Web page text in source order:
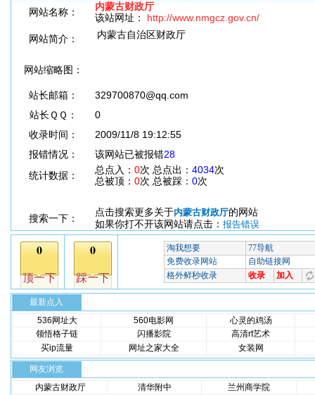
网站名称：
内蒙古财政厅
该站网址： http://www.nmgcz.gov.cn/
网站简介：
内蒙古自治区财政厅
网站缩略图：
站长邮箱：
329700870@qq.com
站长ＱＱ：
0
收录时间：
2009/11/8 19:12:55
报错情况：
该网站已被报错28
统计数据：
总点入： 0次 总点出： 4034次
总被顶： 0次 总被踩： 0次
搜索一下：
点击搜索更多关于内蒙古财政厅的网站
如果你打不开该网站请点击： 报告错误
最新点入
536网址大
560电影网
心灵的鸡汤
领悟格子链
闪播影院
高清rt艺术
买ip流量
网址之家大全 女装网
网友浏览
内蒙古财政厅
清华附中
兰州商学院